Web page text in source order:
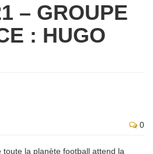
– GROUPE
: HUGO
0
toute la planète football attend la